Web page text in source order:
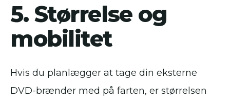
5. Størrelse og
mobilitet
Hvis du planlægger at tage din eksterne
DVD-brænder med på farten, er størrelsen